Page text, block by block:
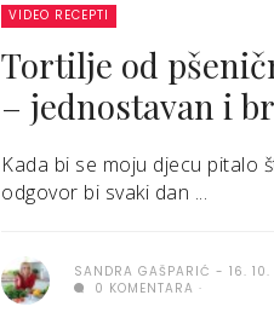
VIDEO RECEPTI
Tortilje od
– jednostavan i
Kada bi se moju djecu pitalo
odgovor bi svaki dan ...
SANDRA GAŠPARIĆ
16.
0 KOMENTARA